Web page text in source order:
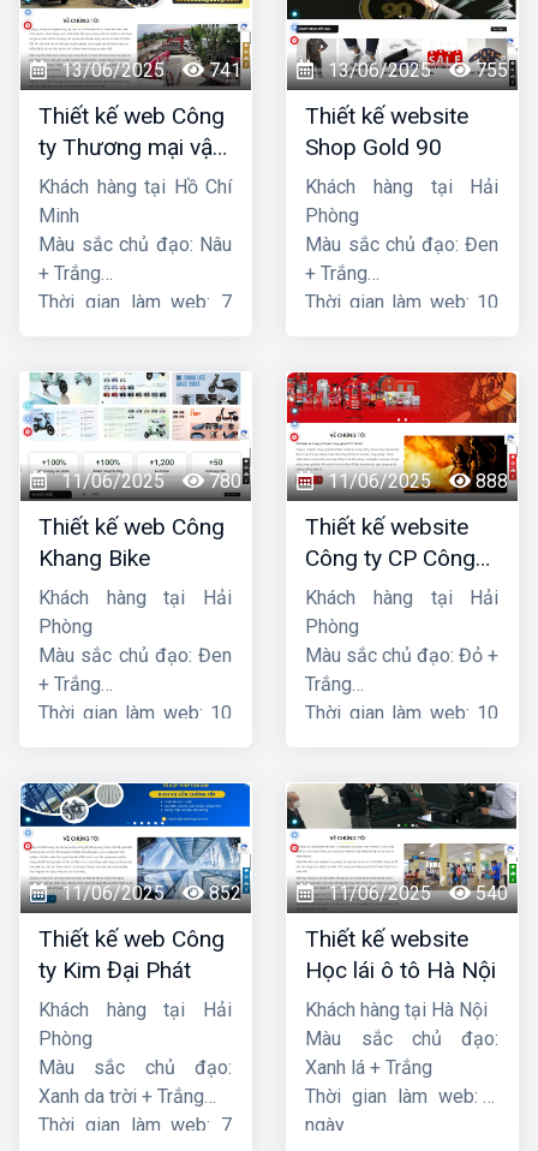
13/06/2025 741
Thiết kế web Công
ty Thương mại vận
tải Song Bằng
Khách hàng tại Hồ Chí
Minh
Màu sắc chủ đạo: Nâu
+ Trắng
Thời gian làm web: 7
13/06/2025 755
Thiết kế website
Shop Gold 90
Khách hàng tại Hải
Phòng
Màu sắc chủ đạo: Đen
+ Trắng
Thời gian làm web: 10
11/06/2025 780
Thiết kế web Công
Khang Bike
Khách hàng tại Hải
Phòng
Màu sắc chủ đạo: Đen
+ Trắng
Thời gian làm web: 10
11/06/2025 888
Thiết kế website
Công ty CP Công
nghệ PCCC Bắc Hà
Khách hàng tại Hải
Phòng
Màu sắc chủ đạo: Đỏ +
Trắng
Thời gian làm web: 10
11/06/2025 852
Thiết kế web Công
ty Kim Đại Phát
Khách hàng tại Hải
Phòng
Màu sắc chủ đạo:
Xanh da trời + Trắng
Thời gian làm web: 7
11/06/2025 540
Thiết kế website
Học lái ô tô Hà Nội
Khách hàng tại Hà Nội
Màu sắc chủ đạo:
Xanh lá + Trắng
Thời gian làm web: 7
ngày